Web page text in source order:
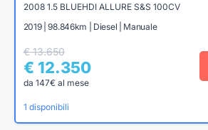
2008 1.5 BLUEHDI ALLURE S&S 100CV
2019 | 98.846km | Diesel | Manuale
€ 13.650
€ 12.350
da 147€ al mese
1 disponibili